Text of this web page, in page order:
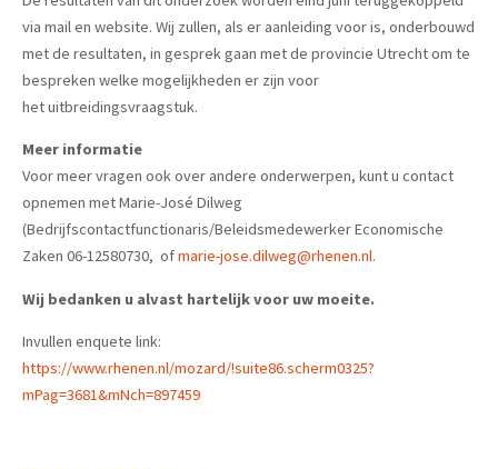
via mail en website. Wij zullen, als er aanleiding voor is, onderbouwd
met de resultaten, in gesprek gaan met de provincie Utrecht om te
bespreken welke mogelijkheden er zijn voor
het uitbreidingsvraagstuk.
Meer informatie
Voor meer vragen ook over andere onderwerpen, kunt u contact
opnemen met Marie-José Dilweg
(Bedrijfscontactfunctionaris/Beleidsmedewerker Economische
Zaken 06-12580730, ofmarie-jose.dilweg@rhenen.nl.
Wij bedanken u alvast hartelijk voor uw moeite.
Invullen enquete link:
https://www.rhenen.nl/mozard/!suite86.scherm0325?
mPag=3681&mNch=897459